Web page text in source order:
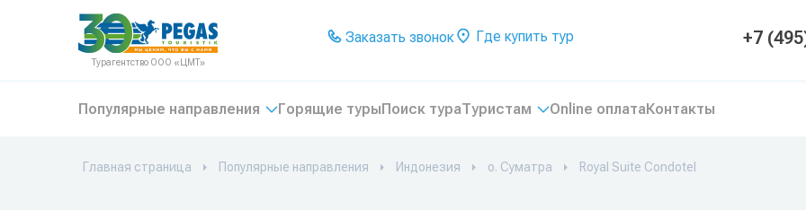
На главную
Турагентство ООО «ЦМТ»
Заказать звонок Где купить тур +7
Популярные направления Горящие турыПоиск тураТуристам Online оплатаКонтакты
Главная страница Популярные направления Индонезия о. Суматра Royal Suite Condotel